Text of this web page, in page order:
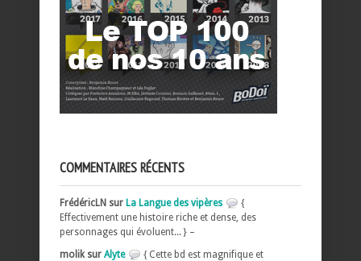
COMMENTAIRES RÉCENTS
FrédéricLN sur La Langue des vipères
{
Effectivement une histoire riche et dense, des
personnages qui évoluent... } –
molik sur Alyte
{ Cette bd est magnifique et